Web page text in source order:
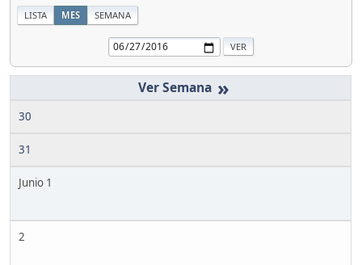
LISTA MES SEMANA
»
30
31
Junio 1
2